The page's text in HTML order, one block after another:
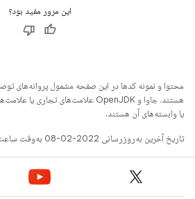
این مرور مفید بود؟
محتوا و نمونه کدها در این صفحه مشمول پروانه‌های
یا وابسته‌های آن هستند.
تاریخ آخرین به‌روزرسانی 2022-02-08 به‌وقت ساعت هماهنگ جهانی.